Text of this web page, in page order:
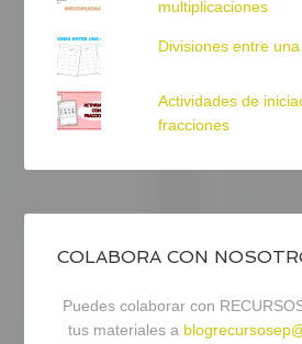
multiplicaciones
Divisiones entre
Actividades de
fracciones
COLABORA CON
Puedes colaborar con
tus materiales a